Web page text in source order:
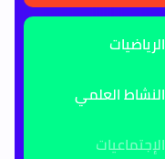
الرياضيات
النشاط العلمي
الإجتماعيات